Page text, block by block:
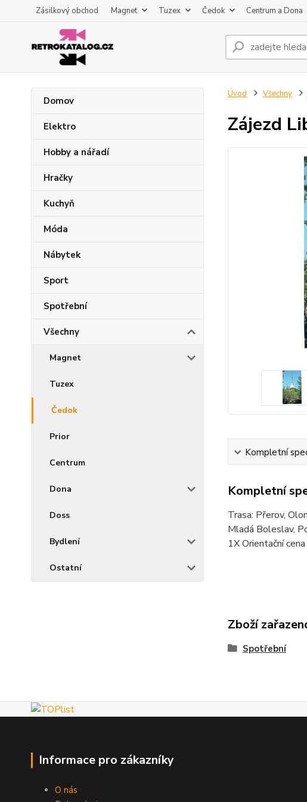
Zásilkový obchod Magnet Tuzex Čedok Centrum a Dona
Domov
Elektro
Hobby a nářadí
Hračky
Kuchyň
Móda
Nábytek
Sport
Spotřební
Všechny
Magnet
Tuzex
Čedok
Prior
Centrum
Dona
Doss
Bydlení
Ostatní
Úvod Všechny
Zájezd
Kompletní
Kompletní
Trasa: Přerov,
Mladá Boleslav,
1X Orientační
Zboží
Spotřební
Informace pro zákazníky
O nás